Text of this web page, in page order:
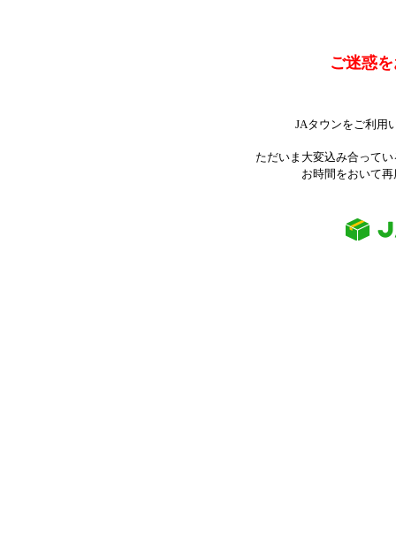
ご迷惑
JAタウンをご利用
ただいま大変込み合って
お時間をおいて